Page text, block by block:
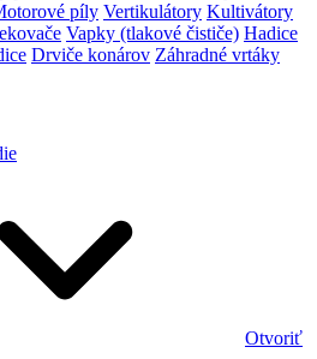
píly Vertikulátory Kultivátory
Vapky (tlakové čističe) Hadice
Drviče konárov Záhradné vrtáky
Otvoriť